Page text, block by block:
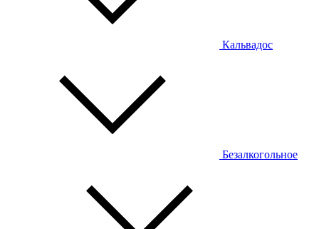
Кальвадос
Безалкогольное